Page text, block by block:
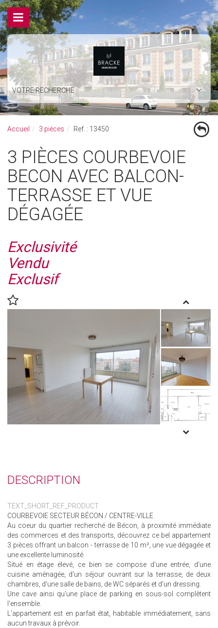
VOTRE RECHERCHE
Accueil 3 pièces Ref. : 13450
3 PIÈCES COURBEVOIE
BECON AVEC BALCON-
TERRASSE ET VUE
DÉGAGÉE
Exclusivité
Vendu
Exclusif
DESCRIPTION
TEXT_SHORT_REF_PRODUCT
COURBEVOIE SECTEUR BÉCON / CENTRE-VILLE
Au coeur du quartier recherché de Bécon, à proximité immédiate
des commerces et des transports, découvrez ce bel appartement
3 pièces offrant un balcon - terrasse de 10 m², une vue dégagée et
une excellente luminosité.
Situé en étage élevé, ce bien se compose d'une entrée, d'une
cuisine aménagée, d'un séjour ouvrant sur la terrasse, de deux
chambres, d'une salle de bains, de WC séparés et d'un dressing.
Une cave ainsi qu'une place de parking en sous-sol complètent
l'ensemble.
L'appartement est en parfait état, habitable immédiatement, sans
aucun travaux à prévoir.